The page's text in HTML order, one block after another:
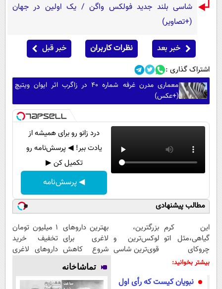
شاسی بلند جدید فولکس واگن / یک اولین در جهان
(+تصاویر)
خبر بعد نظرات کاربران خبر قبل
اشتراک گذاری :
معماری مدرن غرفه شماره ۴۰ در زاگرب اثر ایوان ویتیچ
(+عکس)
درد زانو رو برای همیشه از
یادت ببر! ◀ پرسش‌نامه رو
تکمیل کن ▶
◀ پرسش‌نامه
مطالب پیشنهادی
این کرم
گیاهی،مثل اتو
چروکای
پوستتوصاف
بزرگترین،
لوکس‌ترین و
قوی‌ترین شاسی
شد
بهترین داروهای
لاغری برای
شروع کاهش
وزن، ارسال از
داروخانه های
نزدیکت!
1 میلیون تومان
تخفیف خرید
داروهای لاغری
یخ!
بیشتر بخوانید:
نبویان کیست که رأی اول
تماشاخانه